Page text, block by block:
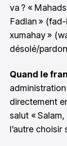
va ? «
Fadlan »
xumahay »
désolé/
Quand le
directement
salut «
l’autre choisir